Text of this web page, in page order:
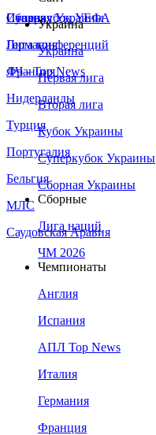
Сборная Украины
Италия
Германия
Франция
Нидерланды
Турция
Португалия
Бельгия
МЛС
Саудовская Аравия
Суперкубок УЕФА
Лига конференций
ЛЧ - Top News
Украина
Украина
Первая лига
Вторая лига
Кубок Украины
Суперкубок Украины
Сборная Украины
Сборные
Лига наций
ЧМ 2026
Чемпионаты
Англия
Испания
АПЛ Top News
Италия
Германия
Франция